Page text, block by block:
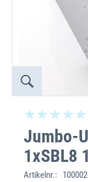
Jumbo-
1xSBL8
Artikelnr.: